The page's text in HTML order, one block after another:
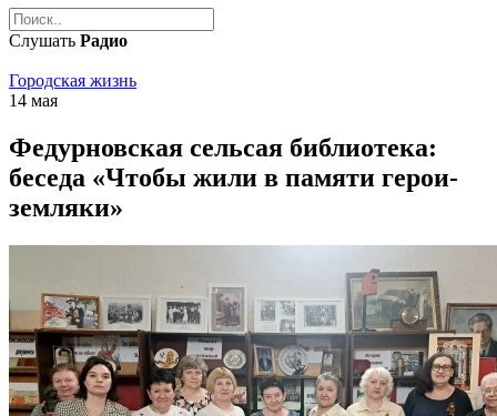
Слушать Радио
Городская жизнь
14 мая
Федурновская сельсая библиотека:
беседа «Чтобы жили в памяти герои-
земляки»